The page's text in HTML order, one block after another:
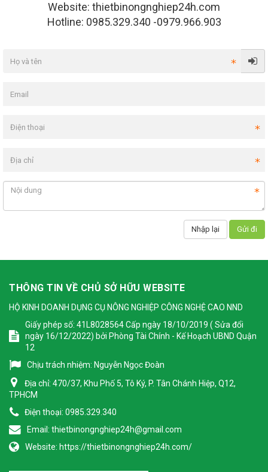
Website: thietbinongnghiep24h.com
Hotline: 0985.329.340 -0979.966.903
THÔNG TIN VỀ CHỦ SỞ HỮU WEBSITE
HỘ KINH DOANH DỤNG CỤ NÔNG NGHIỆP CÔNG NGHỆ CAO NND
Giấy phép số: 41L8028564 Cấp ngày 18/10/2019 ( Sửa đổi
ngày 16/12/2022) bởi Phòng Tài Chính - Kế Hoạch UBND Quận
12
Chịu trách nhiệm: Nguyễn Ngọc Đoàn
Địa chỉ: 470/37, Khu Phố 5, Tô Ký, P. Tân Chánh Hiệp, Q12,
TPHCM
Điện thoại: 0985.329.340
Email: thietbinongnghiep24h@gmail.com
Website: https://thietbinongnghiep24h.com/